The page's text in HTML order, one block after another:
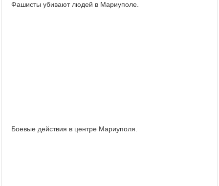
Фашисты убивают людей в Мариуполе.
Боевые действия в центре Мариуполя.